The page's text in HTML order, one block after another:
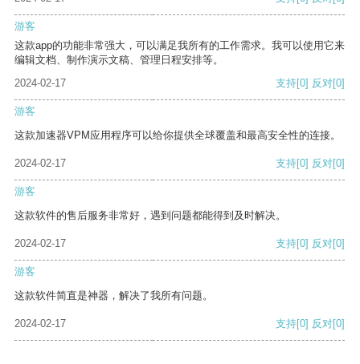
游客
这款app的功能非常强大，可以满足我所有的工作需求。我可以使用它来
编辑文档、制作演示文稿、管理日程安排等。
2024-02-17
支持[0] 反对[0]
游客
这款加速器VPM应用程序可以给你提供全球覆盖和最高安全性的连接。
2024-02-17 支持[0] 反对[0]
游客
这款软件的售后服务非常好，遇到问题都能得到及时解决。
2024-02-17 支持[0] 反对[0]
游客
这款软件简直是神器，解决了我所有问题。
2024-02-17 支持[0] 反对[0]